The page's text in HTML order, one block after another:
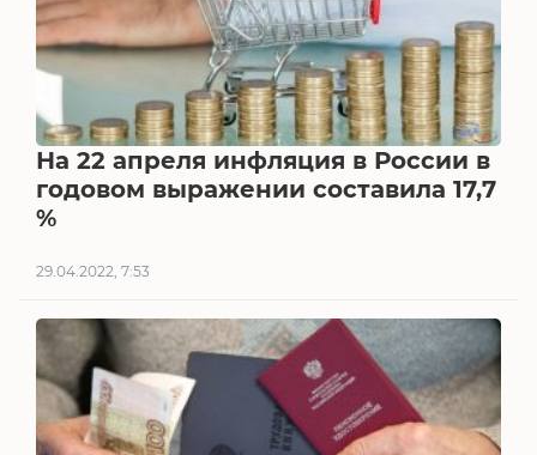
На 22 апреля инфляция в России в
годовом выражении составила 17,7
%
29.04.2022, 7:53